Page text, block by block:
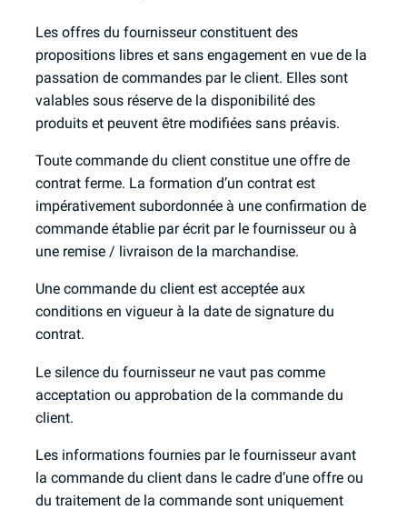
Les offres du fournisseur constituent des
propositions libres et sans engagement en vue de la
passation de commandes par le client. Elles sont
valables sous réserve de la disponibilité des
produits et peuvent être modifiées sans préavis.
Toute commande du client constitue une offre de
contrat ferme. La formation d’un contrat est
impérativement subordonnée à une confirmation de
commande établie par écrit par le fournisseur ou à
une remise / livraison de la marchandise.
Une commande du client est acceptée aux
conditions en vigueur à la date de signature du
contrat.
Le silence du fournisseur ne vaut pas comme
acceptation ou approbation de la commande du
client.
Les informations fournies par le fournisseur avant
la commande du client dans le cadre d’une offre ou
du traitement de la commande sont uniquement